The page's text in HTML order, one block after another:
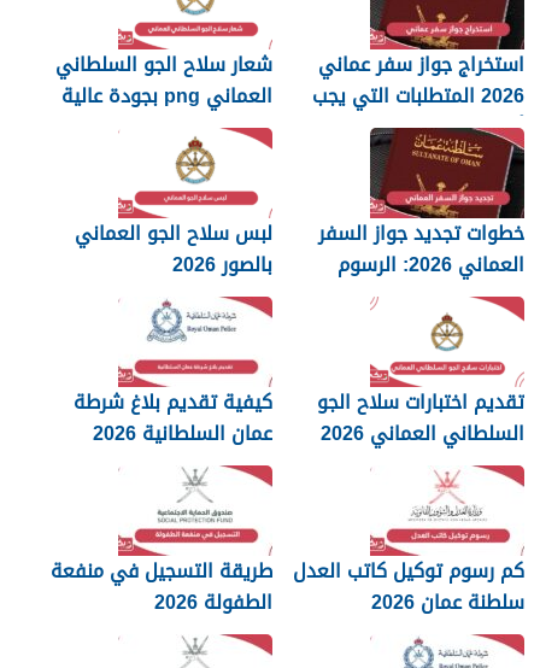
استخراج جواز سفر عماني
2026 المتطلبات التي يجب
أن تعرفها
شعار سلاح الجو السلطاني
العماني png بجودة عالية
2026
خطوات تجديد جواز السفر
العماني 2026: الرسوم
والمستندات المطلوبة
لبس سلاح الجو العماني
بالصور 2026
تقديم اختبارات سلاح الجو
السلطاني العماني 2026
كيفية تقديم بلاغ شرطة
عمان السلطانية 2026
كم رسوم توكيل كاتب العدل
سلطنة عمان 2026
طريقة التسجيل في منفعة
الطفولة 2026